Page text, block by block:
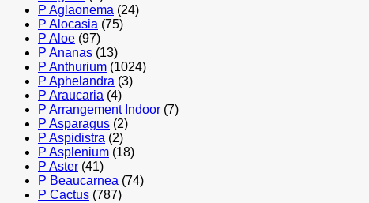
P Aglaonema (24)
P Alocasia (75)
P Aloe (97)
P Ananas (13)
P Anthurium (1024)
P Aphelandra (3)
P Araucaria (4)
P Arrangement Indoor (7)
P Asparagus (2)
P Aspidistra (2)
P Asplenium (18)
P Aster (41)
P Beaucarnea (74)
P Cactus (787)